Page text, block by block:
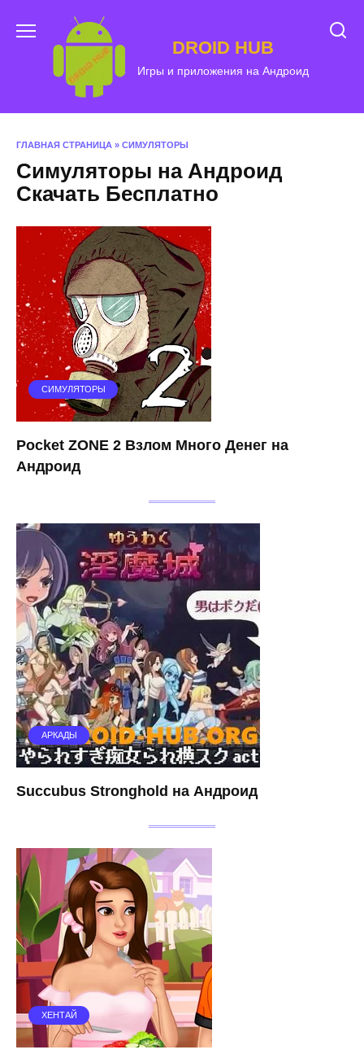
содержанию
DROID HUB
Игры и приложения на Андроид
ГЛАВНАЯ СТРАНИЦА » СИМУЛЯТОРЫ
Симуляторы на Андроид
Скачать Бесплатно
СИМУЛЯТОРЫ
Pocket ZONE 2 Взлом Много Денег на
Андроид
АРКАДЫ
Succubus Stronghold на Андроид
ХЕНТАЙ